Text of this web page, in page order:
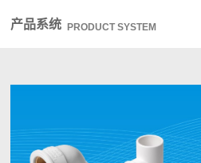
产品系统 PRODUCT SYSTEM